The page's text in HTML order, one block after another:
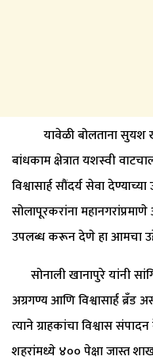
यावेळी बोलताना सुयश
बांधकाम क्षेत्रात यशस्वी
विश्वासार्ह सौंदर्य सेवा
सोलापूरकरांना
उपलब्ध करून देणे हा आमचा
सोनाली खानापुरे यांनी
अग्रगण्य आणि विश्वासार्ह
त्याने ग्राहकांचा विश्वास
शहरांमध्ये ४०० पेक्षा जास्त